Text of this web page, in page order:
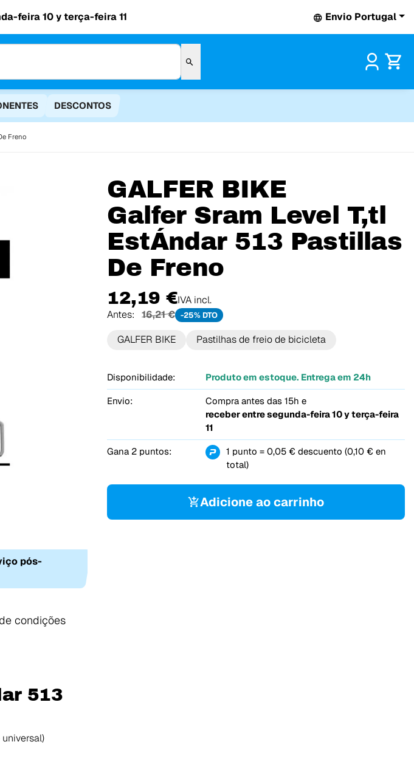
feira 10 y terça-feira 11 Envio Portugal
DESCONTOS
Freno
GALFER BIKE
Galfer Sram Level T,tl
EstÁndar 513 Pastillas
De Freno
12,19 €IVA incl.
Antes:
16,21 € -25% DTO
GALFER BIKE Pastilhas de freio de bicicleta
Disponibilidade: Produto em estoque. Entrega em 24h
Envio:
Compra antes das 15h e
receber entresegunda-feira 10 y terça-feira
11
Gana 2 puntos:
1 punto = 0,05 € descuento (0,10 € en
total)
Adicione ao carrinho
pós-
condições
513